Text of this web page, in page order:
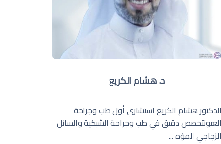
د. هشام الكريع
الدكتور هشام الكريع استشاري أول طب وجراحة
العيونتخصص دقيق في طب وجراحة الشبكية والسائل
الزجاجي المؤه ...